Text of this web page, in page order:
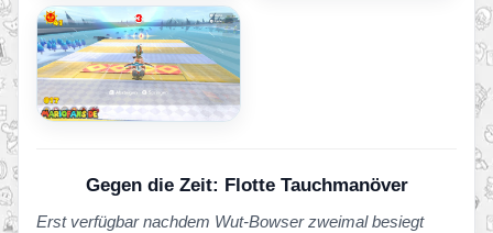
Gegen die Zeit: Flotte Tauchmanöver
Erst verfügbar nachdem Wut-Bowser zweimal besiegt